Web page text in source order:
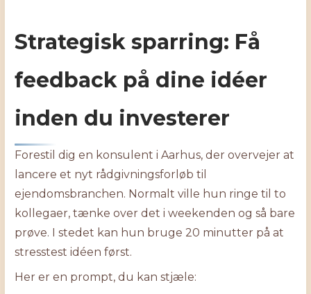
Strategisk sparring: Få
feedback på dine idéer
inden du investerer
Forestil dig en konsulent i Aarhus, der overvejer at
lancere et nyt rådgivningsforløb til
ejendomsbranchen. Normalt ville hun ringe til to
kollegaer, tænke over det i weekenden og så bare
prøve. I stedet kan hun bruge 20 minutter på at
stresstest idéen først.
Her er en prompt, du kan stjæle: